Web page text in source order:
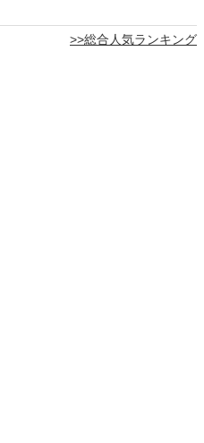
>>総合人気ランキング